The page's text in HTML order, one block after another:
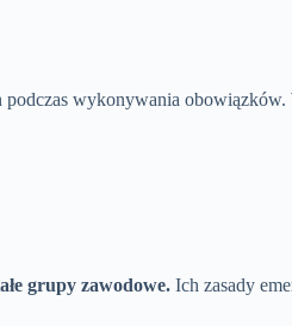
wykonywania
grupy zawodowe. Ich zasady